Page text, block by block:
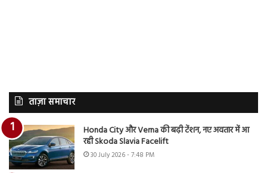
ताज़ा समाचार
Honda City और Verna की बढ़ी टेंशन, नए अवतार में आ
रही Skoda Slavia Facelift
30 July 2026 - 7:48 PM